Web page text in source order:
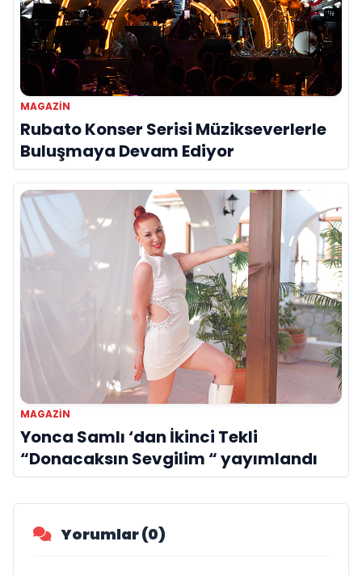
MAGAZIN
Rubato Konser Serisi Müzikseverlerle
Buluşmaya Devam Ediyor
MAGAZIN
Yonca Samlı ‘dan İkinci Tekli
“Donacaksın Sevgilim “ yayımlandı
Yorumlar (0)